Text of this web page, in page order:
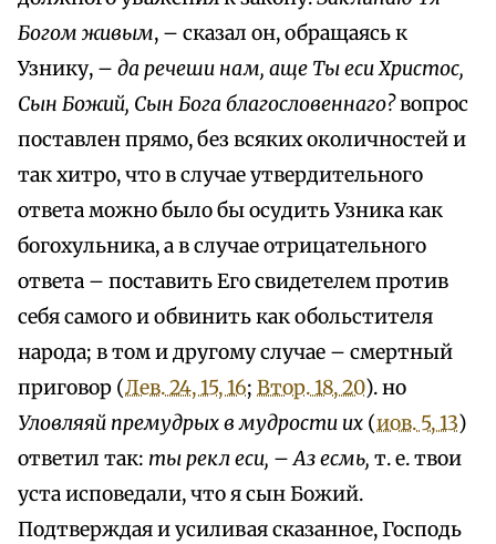
Богом живым, – сказал он, обращаясь к
Узнику, – да речеши нам, аще Ты еси Христос,
Сын Божий, Сын Бога благословеннаго?вопрос
поставлен прямо, без всяких околичностей и
так хитро, что в случае утвердительного
ответа можно было бы осудить Узника как
богохульника, а в случае отрицательного
ответа – поставить Его свидетелем против
себя самого и обвинить как обольстителя
народа; в том и другому случае – смертный
приговор (Лев. 24, 15, 16; Втор. 18, 20). но
Уловляяй премудрых в мудрости их (иов. 5, 13)
ответил так: ты рекл еси, – Аз есмь, т. е. твои
уста исповедали, что я сын Божий.
Подтверждая и усиливая сказанное, Господь